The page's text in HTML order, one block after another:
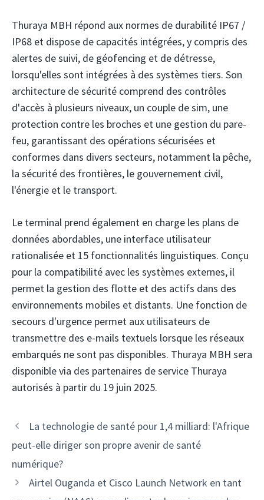
Thuraya MBH répond aux normes de durabilité IP67 /
IP68 et dispose de capacités intégrées, y compris des
alertes de suivi, de géofencing et de détresse,
lorsqu'elles sont intégrées à des systèmes tiers. Son
architecture de sécurité comprend des contrôles
d'accès à plusieurs niveaux, un couple de sim, une
protection contre les broches et une gestion du pare-
feu, garantissant des opérations sécurisées et
conformes dans divers secteurs, notamment la pêche,
la sécurité des frontières, le gouvernement civil,
l'énergie et le transport.
Le terminal prend également en charge les plans de
données abordables, une interface utilisateur
rationalisée et 15 fonctionnalités linguistiques. Conçu
pour la compatibilité avec les systèmes externes, il
permet la gestion des flotte et des actifs dans des
environnements mobiles et distants. Une fonction de
secours d'urgence permet aux utilisateurs de
transmettre des e-mails textuels lorsque les réseaux
embarqués ne sont pas disponibles. Thuraya MBH sera
disponible via des partenaires de service Thuraya
autorisés à partir du 19 juin 2025.
Navigation
des
articles
La technologie de santé pour 1,4 milliard: l'Afrique
peut-elle diriger son propre avenir de santé
numérique?
Airtel Ouganda et Cisco Launch Network en tant